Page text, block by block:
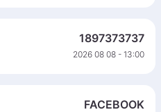
1897373737
2026 08 08 - 13:00
FACEBOOK